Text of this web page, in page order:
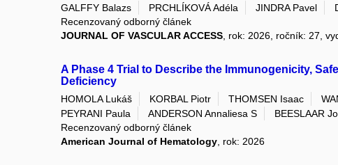
GALFFY Balazs
PRCHLÍKOVÁ Adéla JINDRA Pavel
Recenzovaný odborný článek
JOURNAL OF VASCULAR ACCESS, rok: 2026, ročník: 27,
A Phase 4 Trial to Describe the Immunogenicity,
Deficiency
HOMOLA Lukáš KORBAL Piotr THOMSEN Isaac
PEYRANI Paula
ANDERSON Annaliesa S
BEESLAAR
Recenzovaný odborný článek
American Journal of Hematology , rok: 2026